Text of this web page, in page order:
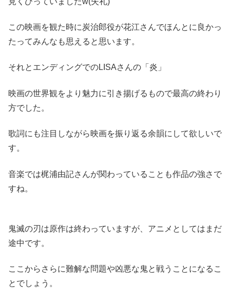
この映画を観た時に炭治郎役が花江さんでほんとに良かっ
たってみんなも思えると思います。
それとエンディングでのLISAさんの「炎」
映画の世界観をより魅力に引き揚げるもので最高の終わり
方でした。
歌詞にも注目しながら映画を振り返る余韻にして欲しいで
す。
音楽では梶浦由記さんが関わっていることも作品の強さで
すね。
鬼滅の刃は原作は終わっていますが、アニメとしてはまだ
途中です。
ここからさらに難解な問題や凶悪な鬼と戦うことになるこ
とでしょう。